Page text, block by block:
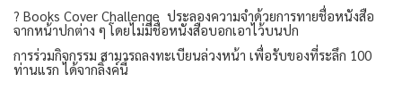
? Books Cover Challenge ประลองความจำด้วยการทายชื่อหนังสือ
จากหน้าปกต่าง ๆ โดยไม่มีชื่อหนังสือบอกเอาไว้บนปก
การร่วมกิจกรรม สามารถลงทะเบียนล่วงหน้า เพื่อรับของที่ระลึก 100
ท่านแรก ได้จากลิ้งค์นี้